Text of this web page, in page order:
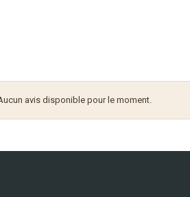
avis disponible pour le moment.